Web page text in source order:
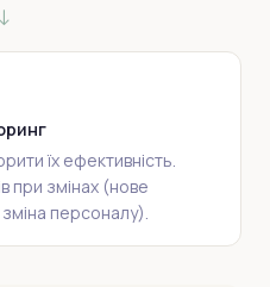
↓
їх ефективність.
при змінах (нове
персоналу).